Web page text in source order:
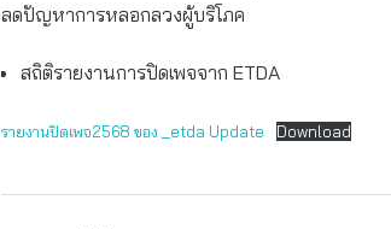
ลดปัญหาการหลอกลวงผู้บริโภค
สถิติรายงานการปิดเพจจาก ETDA
รายงานปิดเพจ2568 ของ _etda Update Download